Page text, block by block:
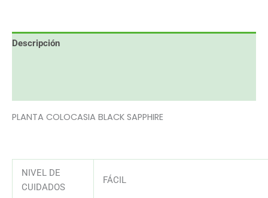
Descripción
PLANTA COLOCASIA BLACK SAPPHIRE
NIVEL DE
CUIDADOS
FÁCIL